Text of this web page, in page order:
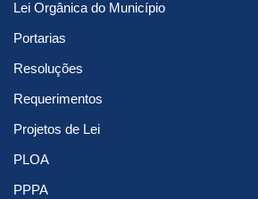
Lei Orgânica do Município
Portarias
Resoluções
Requerimentos
Projetos de Lei
PLOA
PPPA